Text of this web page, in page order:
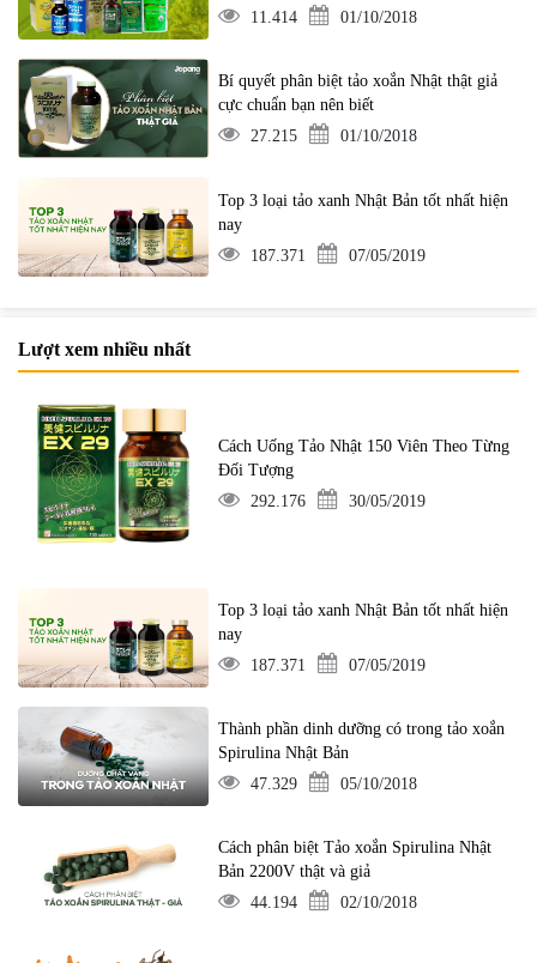
11.414
01/10/2018
Bí quyết phân biệt tảo xoắn Nhật thật giả
cực chuẩn bạn nên biết
27.215
01/10/2018
Top 3 loại tảo xanh Nhật Bản tốt nhất hiện
nay
187.371
07/05/2019
Lượt xem nhiều nhất
Cách Uống Tảo Nhật 150 Viên Theo Từng
Đối Tượng
292.176
30/05/2019
Top 3 loại tảo xanh Nhật Bản tốt nhất hiện
nay
187.371
07/05/2019
Thành phần dinh dưỡng có trong tảo xoắn
Spirulina Nhật Bản
47.329
05/10/2018
Cách phân biệt Tảo xoắn Spirulina Nhật
Bản 2200V thật và giả
44.194
02/10/2018